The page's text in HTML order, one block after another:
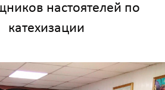
настоятелей по
катехизации